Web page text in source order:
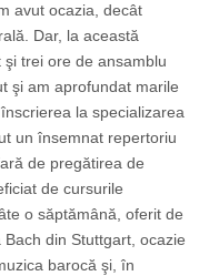
avut ocazia, decât
Dar, la această
trei ore de ansamblu
şi am aprofundat marile
la specializarea
un însemnat repertoriu
de pregătirea de
de cursurile
o săptămână, oferit de
din Stuttgart, ocazie
barocă şi, în